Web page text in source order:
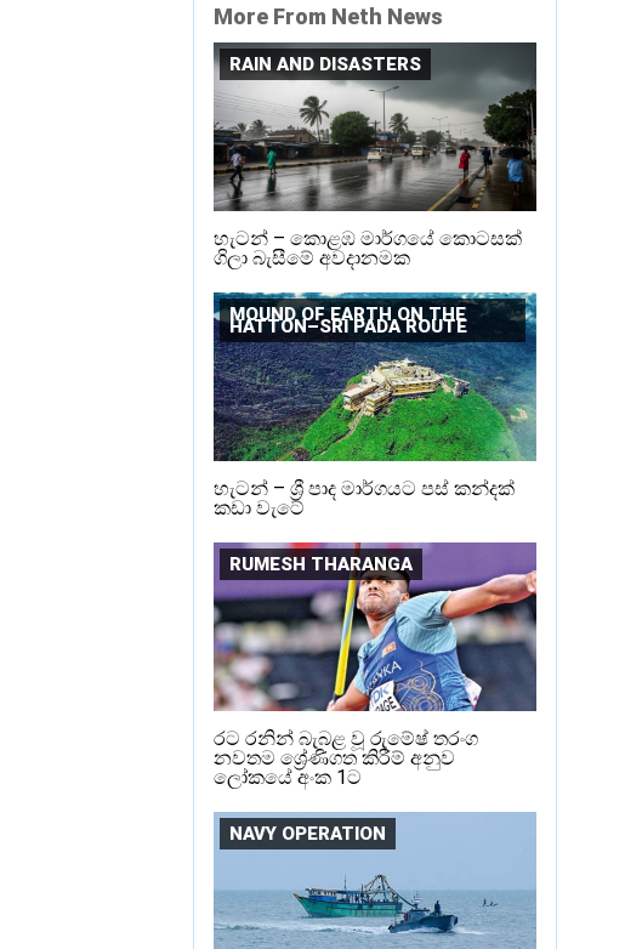
More From Neth News
RAIN AND DISASTERS
හැටන් – කොළඹ මාර්ගයේ කොටසක්
ගිලා බැසීමේ අවදානමක
MOUND OF EARTH ON THE
HATTON–SRI PADA ROUTE
හැටන් – ශ්‍රී පාද මාර්ගයට පස් කන්දක්
කඩා වැටේ
RUMESH THARANGA
රට රනින් බැබළ වූ රුමේෂ් තරංග
නවතම ශ්‍රේණිගත කිරීම් අනුව
ලෝකයේ අංක 1ට
NAVY OPERATION